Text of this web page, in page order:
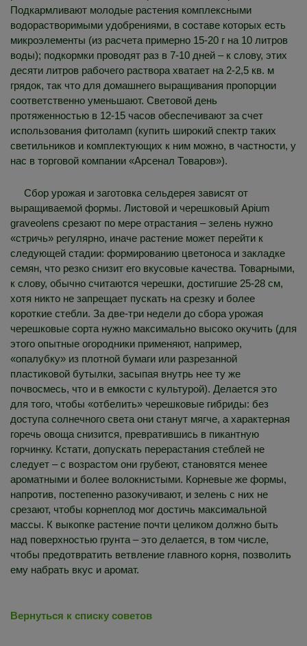
Подкармливают молодые растения комплексными
водорастворимыми удобрениями, в составе которых есть
микроэлементы (из расчета примерно 15-20 г на 10 литров
воды); подкормки проводят раз в 7-10 дней – к слову, этих
десяти литров рабочего раствора хватает на 2-2,5 кв. м
грядок, так что для домашнего выращивания пропорции
соответственно уменьшают. Световой день
протяженностью в 12-15 часов обеспечивают за счет
использования фитоламп (купить широкий спектр таких
светильников и комплектующих к ним можно, в частности, у
нас в торговой компании «Арсенал Товаров»).
Сбор урожая и заготовка сельдерея зависят от
выращиваемой формы. Листовой и черешковый Apium
graveolens срезают по мере отрастания – зелень нужно
«стричь» регулярно, иначе растение может перейти к
следующей стадии: формированию цветоноса и закладке
семян, что резко снизит его вкусовые качества. Товарными,
к слову, обычно считаются черешки, достигшие 25-28 см,
хотя никто не запрещает пускать на срезку и более
короткие стебли. За две-три недели до сбора урожая
черешковые сорта нужно максимально высоко окучить (для
этого опытные огородники применяют, например,
«опалубку» из плотной бумаги или разрезанной
пластиковой бутылки, засыпая внутрь нее ту же
почвосмесь, что и в емкости с культурой). Делается это
для того, чтобы «отбелить» черешковые гибриды: без
доступа солнечного света они станут мягче, а характерная
горечь овоща снизится, превратившись в пикантную
горчинку. Кстати, допускать перерастания стеблей не
следует – с возрастом они грубеют, становятся менее
ароматными и более волокнистыми. Корневые же формы,
напротив, постепенно разокучивают, и зелень с них не
срезают, чтобы корнеплод мог достичь максимальной
массы. К выкопке растение почти целиком должно быть
над поверхностью грунта – это делается, в том числе,
чтобы предотвратить ветвление главного корня, позволить
ему набрать вкус и аромат.
Вернуться к списку советов